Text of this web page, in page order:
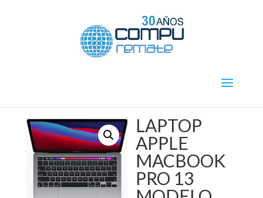
/ LAPTOP APPLE MACBOOK PRO 13
LAPTOP
APPLE
MACBOOK
PRO 13